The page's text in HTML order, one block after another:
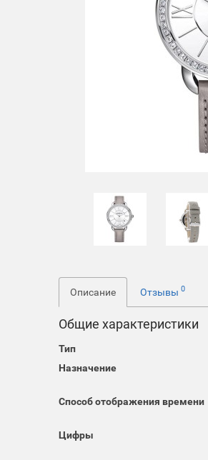
Описание Отзывы0
Общие характеристики
Тип
Назначение
Способ отображения времени
Цифры